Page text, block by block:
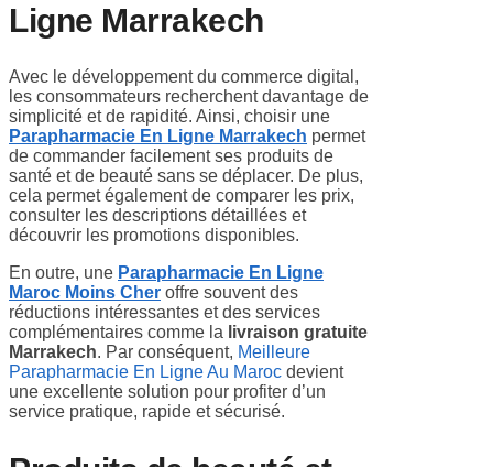
Ligne Marrakech
Avec le développement du commerce digital,
les consommateurs recherchent davantage de
simplicité et de rapidité. Ainsi, choisir une
Parapharmacie En Ligne Marrakech permet
de commander facilement ses produits de
santé et de beauté sans se déplacer. De plus,
cela permet également de comparer les prix,
consulter les descriptions détaillées et
découvrir les promotions disponibles.
En outre, une Parapharmacie En Ligne
Maroc Moins Cher offre souvent des
réductions intéressantes et des services
complémentaires comme la livraison gratuite
Marrakech. Par conséquent, Meilleure
Parapharmacie En Ligne Au Maroc devient
une excellente solution pour profiter d’un
service pratique, rapide et sécurisé.